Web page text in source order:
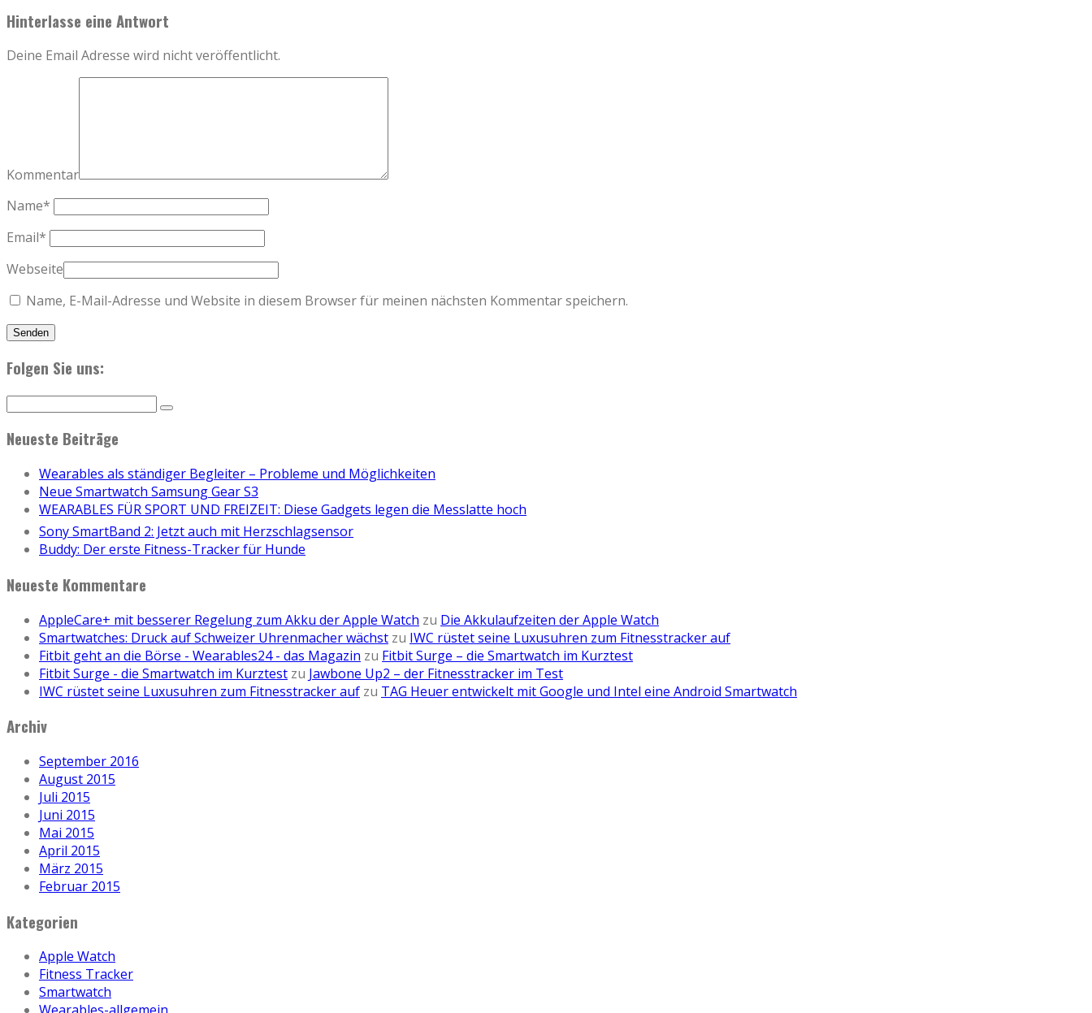
Hinterlasse eine Antwort
Deine Email Adresse wird nicht veröffentlicht.
Kommentar
Name*
Email*
Webseite
Name, E-Mail-Adresse und Website in diesem Browser für meinen nächsten Kommentar speichern.
Folgen Sie uns:
Neueste Beiträge
Wearables als ständiger Begleiter – Probleme und Möglichkeiten
Neue Smartwatch Samsung Gear S3
WEARABLES FÜR SPORT UND FREIZEIT: Diese Gadgets legen die Messlatte hoch
Sony SmartBand 2: Jetzt auch mit Herzschlagsensor
Buddy: Der erste Fitness-Tracker für Hunde
Neueste Kommentare
AppleCare+ mit besserer Regelung zum Akku der Apple Watch zu Die Akkulaufzeiten der Apple Watch
Smartwatches: Druck auf Schweizer Uhrenmacher wächst zu IWC rüstet seine Luxusuhren zum Fitnesstracker auf
Fitbit geht an die Börse - Wearables24 - das Magazin zu Fitbit Surge – die Smartwatch im Kurztest
Fitbit Surge - die Smartwatch im Kurztest zu Jawbone Up2 – der Fitnesstracker im Test
IWC rüstet seine Luxusuhren zum Fitnesstracker auf zu TAG Heuer entwickelt mit Google und Intel eine Android Smartwatch
Archiv
September 2016
August 2015
Juli 2015
Juni 2015
Mai 2015
April 2015
März 2015
Februar 2015
Kategorien
Apple Watch
Fitness Tracker
Smartwatch